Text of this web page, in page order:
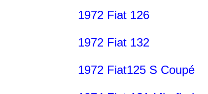
1972 Fiat 126
1972 Fiat 132
1972 Fiat125 S Coupé